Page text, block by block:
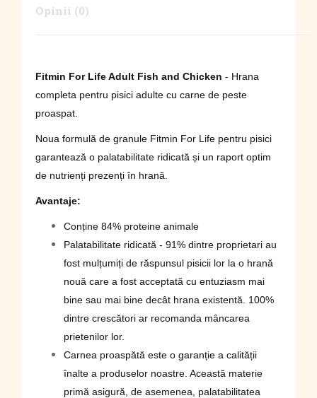
Opinii (0)
Fitmin For Life Adult Fish and Chicken - Hrana
completa pentru pisici adulte cu carne de peste
proaspat.
Noua formulă de granule Fitmin For Life pentru pisici
garantează o palatabilitate ridicată și un raport optim
de nutrienți prezenți în hrană.
Avantaje:
Conține 84% proteine ​​animale
Palatabilitate ridicată - 91% dintre proprietari au
fost mulțumiți de răspunsul pisicii lor la o hrană
nouă care a fost acceptată cu entuziasm mai
bine sau mai bine decât hrana existentă. 100%
dintre crescători ar recomanda mâncarea
prietenilor lor.
Carnea proaspătă este o garanție a calității
înalte a produselor noastre. Această materie
primă asigură, de asemenea, palatabilitatea